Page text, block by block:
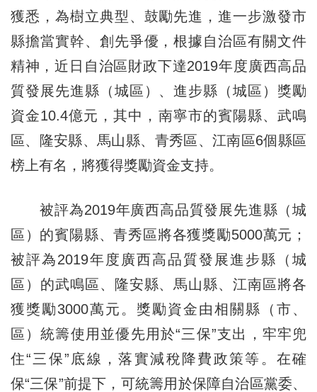
獲悉，為樹立典型、鼓勵先進，進一步激發市
縣擔當實幹、創先爭優，根據自治區有關文件
精神，近日自治區財政下達2019年度廣西高品
質發展先進縣（城區）、進步縣（城區）獎勵
資金10.4億元，其中，南寧市的賓陽縣、武鳴
區、隆安縣、馬山縣、青秀區、江南區6個縣區
榜上有名，將獲得獎勵資金支持。
被評為2019年廣西高品質發展先進縣（城
區）的賓陽縣、青秀區將各獲獎勵5000萬元；
被評為2019年度廣西高品質發展進步縣（城
區）的武鳴區、隆安縣、馬山縣、江南區將各
獲獎勵3000萬元。獎勵資金由相關縣（市、
區）統籌使用並優先用於“三保”支出，牢牢兜
住“三保”底線，落實減稅降費政策等。在確
保“三保”前提下，可統籌用於保障自治區黨委、